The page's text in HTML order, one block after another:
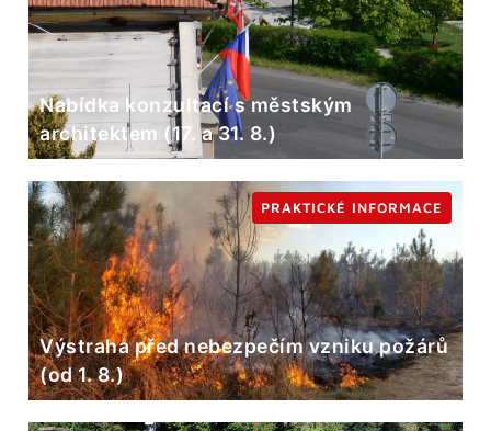
Nabídka konzultací s městským
architektem (17. a 31. 8.)
Výstraha před nebezpečím vzniku požárů
(od 1. 8.)
PRAKTICKÉ INFORMACE